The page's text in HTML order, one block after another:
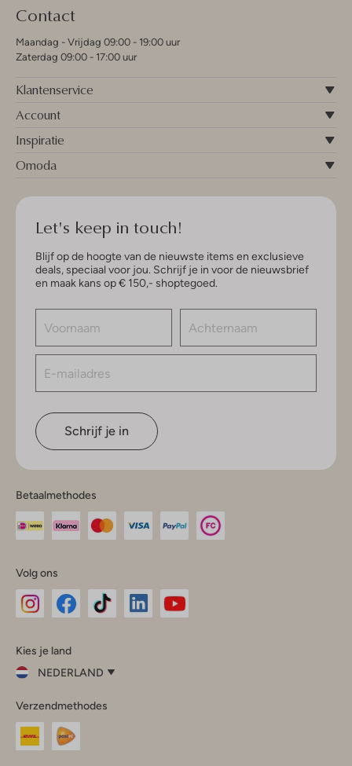
Contact
Maandag - Vrijdag 09:00 - 19:00 uur
Zaterdag 09:00 - 17:00 uur
Klantenservice
Account
Inspiratie
Omoda
Let's keep in touch!
Blijf op de hoogte van de nieuwste items en exclusieve
deals, speciaal voor jou. Schrijf je in voor de nieuwsbrief
en maak kans op € 150,- shoptegoed.
Schrijf je in
Betaalmethodes
Volg ons
InstagramFacebook
Kies je land
NEDERLAND
je
land
Nederland
Verzendmethodes